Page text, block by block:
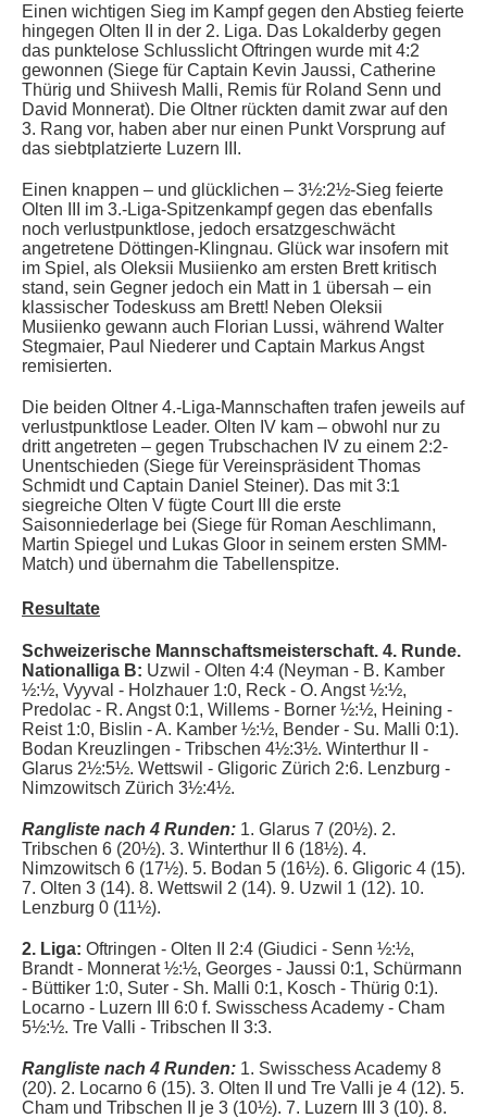
Einen wichtigen Sieg im Kampf gegen den Abstieg feierte
hingegen Olten II in der 2. Liga. Das Lokalderby gegen
das punktelose Schlusslicht Oftringen wurde mit 4:2
gewonnen (Siege für Captain Kevin Jaussi, Catherine
Thürig und Shiivesh Malli, Remis für Roland Senn und
David Monnerat). Die Oltner rückten damit zwar auf den
3. Rang vor, haben aber nur einen Punkt Vorsprung auf
das siebtplatzierte Luzern III.
Einen knappen – und glücklichen – 3½:2½-Sieg feierte
Olten III im 3.-Liga-Spitzenkampf gegen das ebenfalls
noch verlustpunktlose, jedoch ersatzgeschwächt
angetretene Döttingen-Klingnau. Glück war insofern mit
im Spiel, als Oleksii Musiienko am ersten Brett kritisch
stand, sein Gegner jedoch ein Matt in 1 übersah – ein
klassischer Todeskuss am Brett! Neben Oleksii
Musiienko gewann auch Florian Lussi, während Walter
Stegmaier, Paul Niederer und Captain Markus Angst
remisierten.
Die beiden Oltner 4.-Liga-Mannschaften trafen jeweils auf
verlustpunktlose Leader. Olten IV kam – obwohl nur zu
dritt angetreten – gegen Trubschachen IV zu einem 2:2-
Unentschieden (Siege für Vereinspräsident Thomas
Schmidt und Captain Daniel Steiner). Das mit 3:1
siegreiche Olten V fügte Court III die erste
Saisonniederlage bei (Siege für Roman Aeschlimann,
Martin Spiegel und Lukas Gloor in seinem ersten SMM-
Match) und übernahm die Tabellenspitze.
Resultate
Schweizerische Mannschaftsmeisterschaft. 4. Runde.
Nationalliga B: Uzwil - Olten 4:4 (Neyman - B. Kamber
½:½, Vyyval - Holzhauer 1:0, Reck - O. Angst ½:½,
Predolac - R. Angst 0:1, Willems - Borner ½:½, Heining -
Reist 1:0, Bislin - A. Kamber ½:½, Bender - Su. Malli 0:1).
Bodan Kreuzlingen - Tribschen 4½:3½. Winterthur II -
Glarus 2½:5½. Wettswil - Gligoric Zürich 2:6. Lenzburg -
Nimzowitsch Zürich 3½:4½.
Rangliste nach 4 Runden: 1. Glarus 7 (20½). 2.
Tribschen 6 (20½). 3. Winterthur II 6 (18½). 4.
Nimzowitsch 6 (17½). 5. Bodan 5 (16½). 6. Gligoric 4 (15).
7. Olten 3 (14). 8. Wettswil 2 (14). 9. Uzwil 1 (12). 10.
Lenzburg 0 (11½).
2. Liga: Oftringen - Olten II 2:4 (Giudici - Senn ½:½,
Brandt - Monnerat ½:½, Georges - Jaussi 0:1, Schürmann
- Büttiker 1:0, Suter - Sh. Malli 0:1, Kosch - Thürig 0:1).
Locarno - Luzern III
6:0 f. Swisschess Academy - Cham
5½:½. Tre Valli - Tribschen II 3:3.
Rangliste nach 4 Runden: 1. Swisschess Academy 8
(20). 2. Locarno 6 (15). 3. Olten II und Tre Valli je 4 (12). 5.
Cham und Tribschen II je 3 (10½). 7. Luzern III 3 (10). 8.